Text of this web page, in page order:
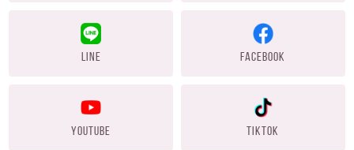
LINE FACEBOOK
YOUTUBE TIKTOK